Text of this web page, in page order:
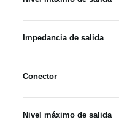
Impedancia de salida
Conector
Nivel máximo de salida